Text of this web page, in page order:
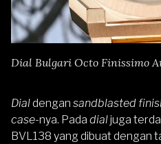
Dial Bulgari Octo Finissimo
Dialdengan sandblasted
case-nya. Pada dialjuga
BVL138 yang dibuat dengan